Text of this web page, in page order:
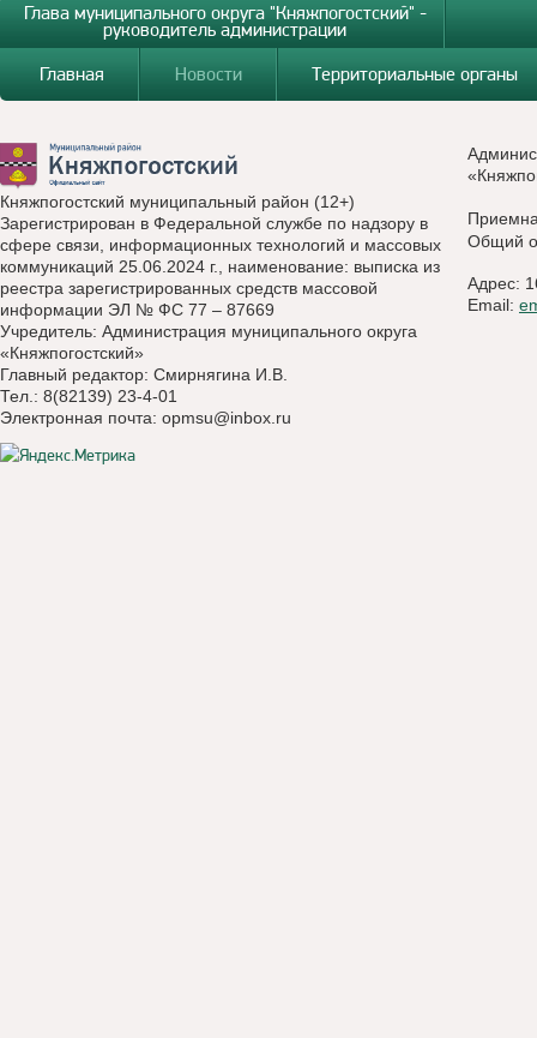
Глава муниципального округа "Княжпогостский" -
руководитель администрации
Главная
Новости Территориальные органы
Княжпогостский муниципальный район (12+)
Зарегистрирован в Федеральной службе по надзору в
сфере связи, информационных технологий и массовых
коммуникаций 25.06.2024 г., наименование: выписка из
реестра зарегистрированных средств массовой
информации ЭЛ № ФС 77 – 87669
Учредитель: Администрация муниципального округа
«Княжпогостский»
Главный редактор: Смирнягина И.В.
Тел.: 8(82139) 23-4-01
Электронная почта: opmsu@inbox.ru
Общий
Адрес:
Email: